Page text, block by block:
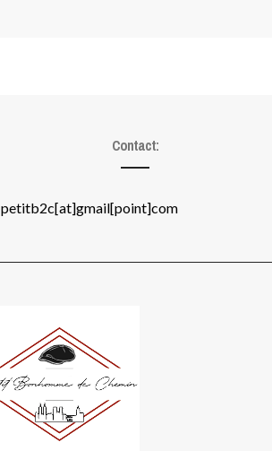
Contact:
petitb2c[at]gmail[point]com